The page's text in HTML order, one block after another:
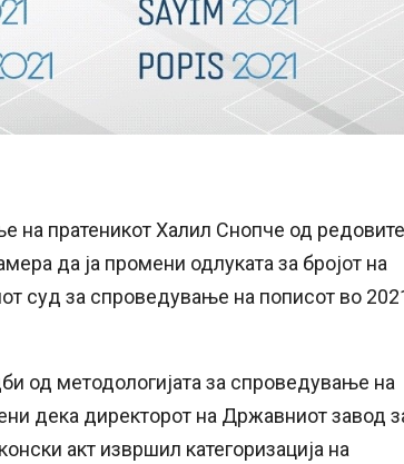
на пратеникот Халил Снопче од редовите
да ја промени одлуката за бројот на
суд за спроведување на пописот во
од методологијата за спроведување на
дека директорот на Државниот завод
акт извршил категоризација на